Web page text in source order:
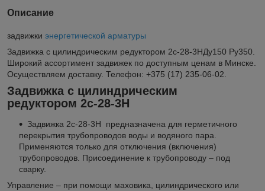
Описание
задвижки энергетической арматуры
Задвижка с цилиндрическим редуктором 2с-28-3НДу150 Ру350.
Широкий ассортимент задвижек по доступным ценам в Минске.
Осуществляем доставку. Телефон: +375 (17) 235-06-02.
Задвижка с цилиндрическим
редуктором 2с-28-3Н
Задвижка 2с-28-3Н предназначена для герметичного
перекрытия трубопроводов воды и водяного пара.
Применяются только для отключения (включения)
трубопроводов. Присоединение к трубопроводу – под
сварку.
Управление – при помощи маховика, цилиндрического или